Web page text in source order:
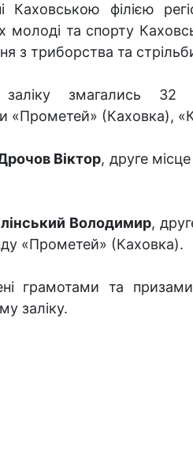
Каховською філією
молоді та спорту
з триборства та
заліку змагались
«Прометей» (Каховка),
Віктор, друге
Володимир,
«Прометей» (Каховка).
грамотами та призами
заліку.